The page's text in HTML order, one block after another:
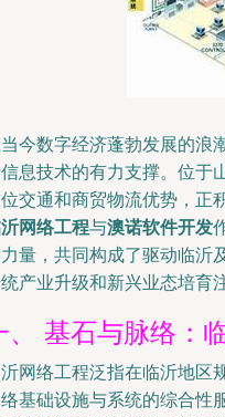
今数字经济蓬勃发展的浪
息技术的有力支撑。位于
交通和商贸物流优势，正
网络工程与澳诺软件开发
量，共同构成了驱动临沂
产业升级和新兴业态培育
、 基石与脉络：
网络工程泛指在临沂地区
基础设施与系统的综合性